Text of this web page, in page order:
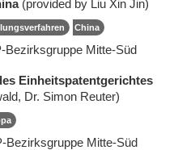
(provided by Liu Xin Jin)
China
Bezirksgruppe Mitte-Süd
Einheitspatentgerichtes
Dr. Simon Reuter)
Bezirksgruppe Mitte-Süd